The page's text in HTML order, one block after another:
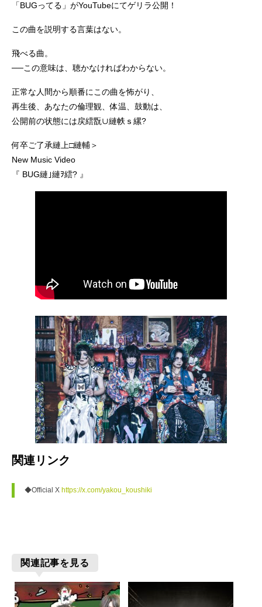
「BUGってる」がYouTubeにてゲリラ公開！
この曲を説明する言葉はない。
飛べる曲。
──この意味は、聴かなければわからない。
正常な人間から順番にこの曲を怖がり、
再生後、あなたの倫理観、体温、鼓動は、
公開前の状態には戻繧翫∪縺帙ｓ縲?
何卒ご了承縺上□縺輔＞
New Music Video
『 BUG縺｣縺ｦ繧? 』
関連リンク
◆Official X https://x.com/yakou_koushiki
関連記事を見る